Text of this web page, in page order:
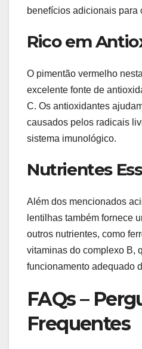
benefícios adicionais para
Rico em
O pimentão vermelho
excelente fonte de
C. Os antioxidantes
causados pelos radicais
sistema imunológico.
Nutrientes
Além dos mencionados
lentilhas também fornece
outros nutrientes, como
vitaminas do complexo B,
funcionamento adequado
FAQs –
Frequentes